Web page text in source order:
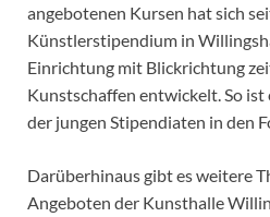
angebotenen Kursen hat sich
Künstlerstipendium in
Einrichtung mit Blickrichtung
Kunstschaffen entwickelt. So
der jungen Stipendiaten in den
Darüberhinaus gibt es weitere
Angeboten der Kunsthalle